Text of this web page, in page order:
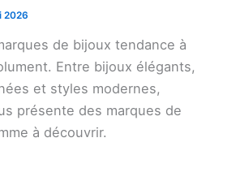
2026
de bijoux tendance à
Entre bijoux élégants,
et styles modernes,
présente des marques de
à découvrir.